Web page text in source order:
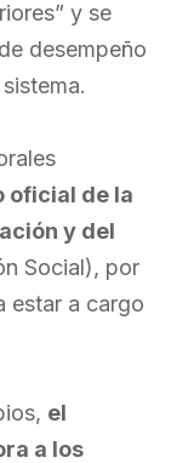
y se
desempeño
oficial de la
y del
Social), por
estar a cargo
el
a los